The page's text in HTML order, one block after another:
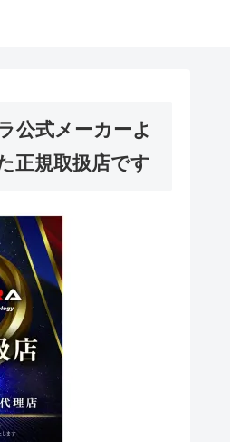
公式メーカーよ
正規取扱店です